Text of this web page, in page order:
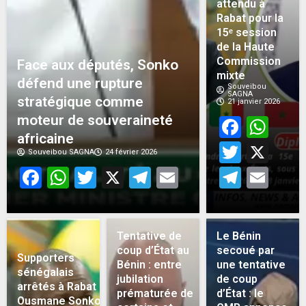
Face aux députés, Sonko
défend une rupture
stratégique comme
moteur de souveraineté
africaine
Souveibou SAGNA 24 février 2026
Facebook
WhatsApp
Twitter
X Telegram
Email
attendu à
Rabat pour la
15ᵉ session
de la Haute
Commission
mixte
Souveibou
SAGNA
21 janvier 2026
X
Supporters
sénégalais
arrêtés à Rabat :
Ousmane Sonko
Tentative de
coup d’État au
Bénin : entre
jubilation
prématurée de
Le Bénin
secoué par
une tentative
de coup
d’État : le